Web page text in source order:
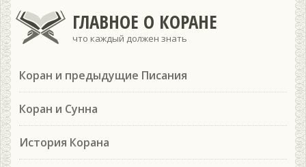
ГЛАВНОЕ О КОРАНЕ
что каждый должен знать
Коран и предыдущие Писания
Коран и Сунна
История Корана